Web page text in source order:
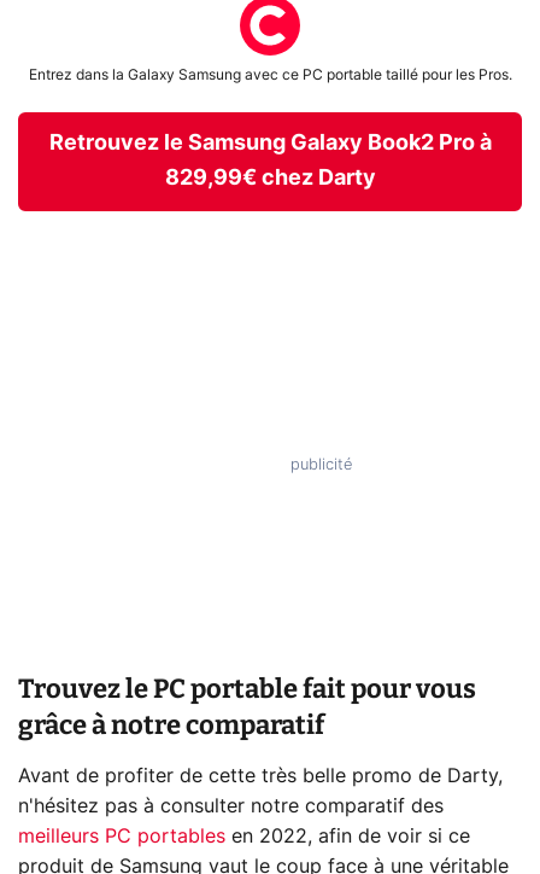
Entrez dans la Galaxy Samsung avec ce PC portable taillé pour les Pros.
Retrouvez le Samsung Galaxy Book2 Pro à
829,99€ chez Darty
Trouvez le PC portable fait pour vous
grâce à notre comparatif
Avant de profiter de cette très belle promo de Darty,
n'hésitez pas à consulter notre comparatif des
meilleurs PC portables en 2022, afin de voir si ce
produit de Samsung vaut le coup face à une véritable